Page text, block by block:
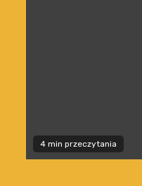
4 min przeczytania